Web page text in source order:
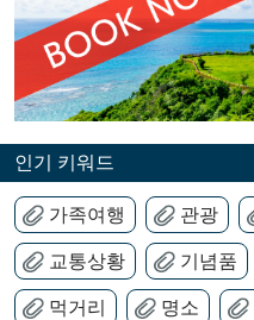
인기 키워드
가족여행 관광
교통상황 기념품
먹거리 명소